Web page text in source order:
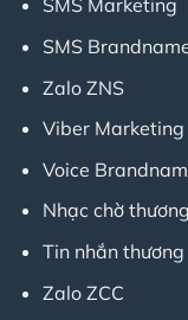
SMS Marketing
SMS
Zalo ZNS
Viber Marketing
Voice
Nhạc chờ
Tin nhắn thương
Zalo ZCC